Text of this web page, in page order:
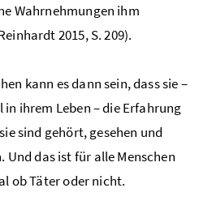
Wahrnehmungen ihm
2015, S. 209).
kann es dann sein, dass sie –
ihrem Leben – die Erfahrung
sind gehört, gesehen und
das ist für alle Menschen
ob Täter oder nicht.